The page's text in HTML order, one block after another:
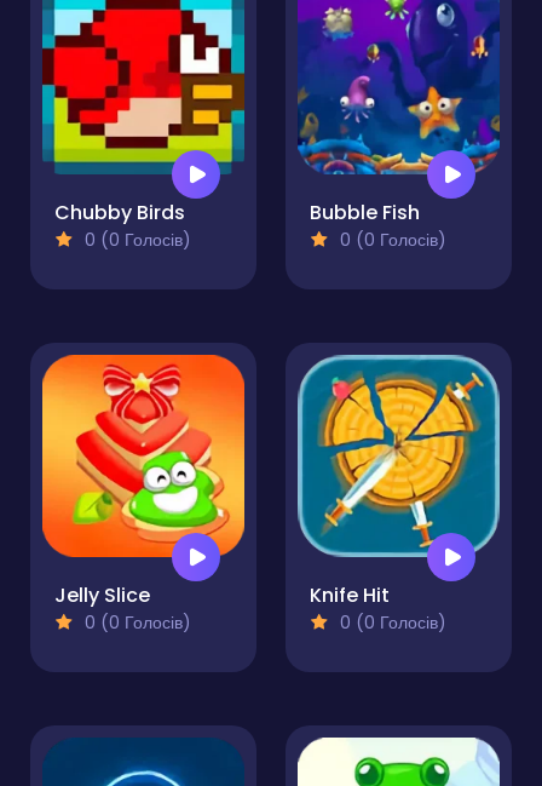
Chubby Birds
0 (0 Голосів)
Bubble Fish
0 (0 Голосів)
Jelly Slice
0 (0 Голосів)
Knife Hit
0 (0 Голосів)